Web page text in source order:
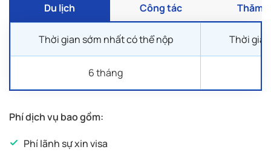
Nếu là học sinh/sinh viên:
gian, trường và lớp đang theo học);
Nếu là người đã nghỉ hưu:
Sổ hưu trí / Quyết định nghỉ hưu / Sổ lĩnh
lương hưu
Du lịch Công tác Thăm
Thời gian sớm nhất có thể nộp Thời
6 tháng
Phí dịch vụ bao gồm:
Phí lãnh sự xin visa